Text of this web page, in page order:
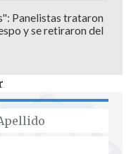
Panelistas trataron
y se retiraron del